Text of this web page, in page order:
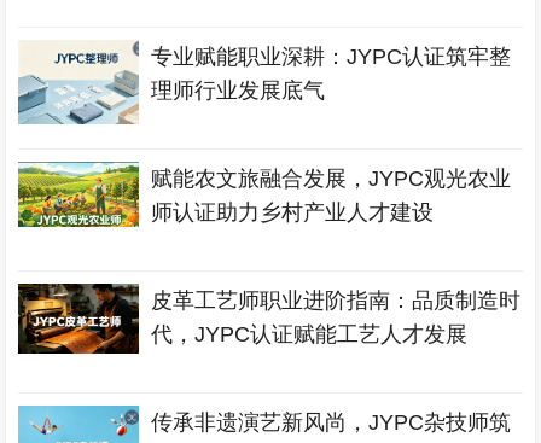
专业赋能职业深耕：JYPC认证筑牢整
理师行业发展底气
赋能农文旅融合发展，JYPC观光农业
师认证助力乡村产业人才建设
皮革工艺师职业进阶指南：品质制造时
代，JYPC认证赋能工艺人才发展
传承非遗演艺新风尚，JYPC杂技师筑